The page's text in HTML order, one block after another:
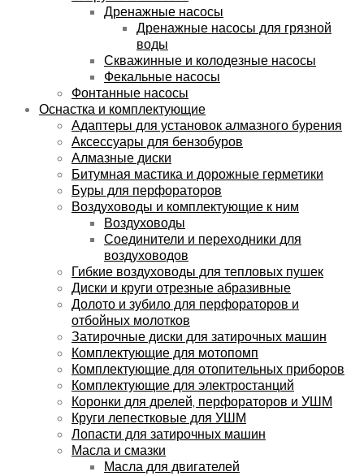
Дренажные насосы
Дренажные насосы для грязной
воды
Скважинные и колодезные насосы
Фекальные насосы
Фонтанные насосы
Оснастка и комплектующие
Адаптеры для установок алмазного бурения
Аксессуары для бензобуров
Алмазные диски
Битумная мастика и дорожные герметики
Буры для перфораторов
Воздуховоды и комплектующие к ним
Воздуховоды
Соединители и переходники для
воздуховодов
Гибкие воздуховоды для тепловых пушек
Диски и круги отрезные абразивные
Долото и зубило для перфораторов и
отбойных молотков
Затирочные диски для затирочных машин
Комплектующие для мотопомп
Комплектующие для отопительных приборов
Комплектующие для электростанций
Коронки для дрелей, перфораторов и УШМ
Круги лепестковые для УШМ
Лопасти для затирочных машин
Масла и смазки
Масла для двигателей